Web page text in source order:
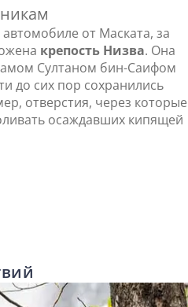
от Маската, за
крепость Низва. Она
Султаном бин-Саифом
до сих пор сохранились
отверстия, через которые
осаждавших кипящей